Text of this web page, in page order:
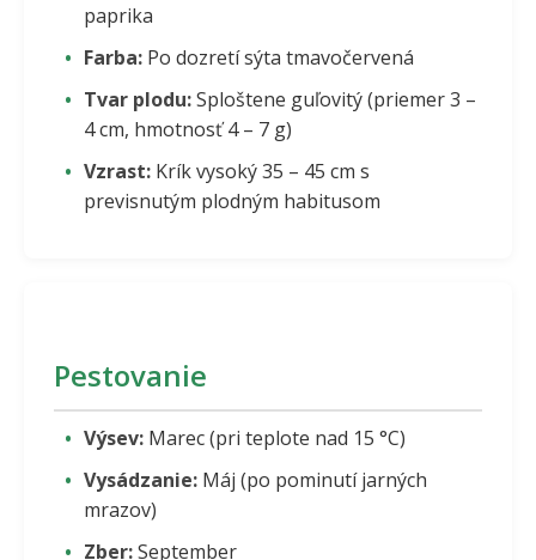
paprika
Farba: Po dozretí sýta tmavočervená
Tvar plodu:Sploštene guľovitý (priemer 3 –
4 cm, hmotnosť 4 – 7 g)
Vzrast: Krík vysoký 35 – 45 cm s
previsnutým plodným habitusom
Pestovanie
Výsev: Marec (pri teplote nad 15 °C)
Vysádzanie: Máj (po pominutí jarných
mrazov)
Zber:September